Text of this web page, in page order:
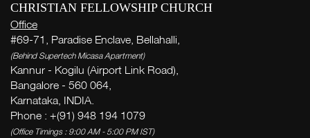
CHRISTIAN FELLOWSHIP CHURCH
Office
#69-71, Paradise Enclave, Bellahalli,
(Behind Supertech Micasa Apartment)
Kannur - Kogilu (Airport Link Road),
Bangalore - 560 064,
Karnataka, INDIA.
Phone : +(91) 948 194 1079
(Office Timings : 9:00 AM - 5:00 PM IST)